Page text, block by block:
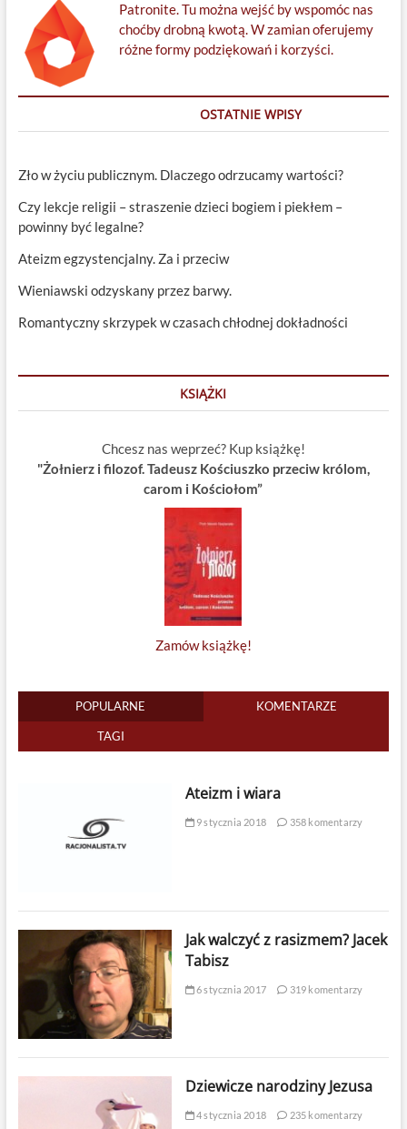
Patronite. Tu można wejść by wspomóc nas
choćby drobną kwotą. W zamian oferujemy
różne formy podziękowań i korzyści.
OSTATNIE WPISY
Zło w życiu publicznym. Dlaczego odrzucamy wartości?
Czy lekcje religii – straszenie dzieci bogiem i piekłem –
powinny być legalne?
Ateizm egzystencjalny. Za i przeciw
Wieniawski odzyskany przez barwy.
Romantyczny skrzypek w czasach chłodnej dokładności
KSIĄŻKI
Chcesz nas weprzeć? Kup książkę!
"Żołnierz i filozof. Tadeusz Kościuszko przeciw królom,
carom i Kościołom”
Zamów książkę!
POPULARNE KOMENTARZE
TAGI
Ateizm i wiara
9 stycznia 2018 358 komentarzy
Jak walczyć z rasizmem? Jacek
Tabisz
6 stycznia 2017 319 komentarzy
Dziewicze narodziny Jezusa
4 stycznia 2018 235 komentarzy